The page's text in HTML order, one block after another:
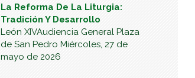
La Reforma De La Liturgia:
Tradición Y Desarrollo
León XIVAudiencia General Plaza
de San Pedro Miércoles, 27 de
mayo de 2026